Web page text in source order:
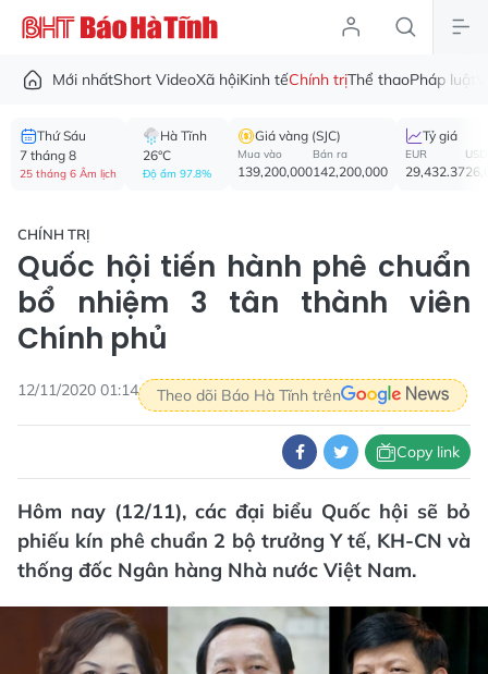
Mới nhấtShort VideoXã hộiKinh tếChính trịThể thaoPháp luật
Thứ Sáu
7 tháng 8
25 tháng 6 Âm lịch
Hà Tĩnh
26°C
Độ ẩm 97.8%
Giá vàng (SJC)
Mua vào
139,200,000
Bán ra
142,200,000
Tỷ giá
EUR
29,432.37
USD
CHÍNH TRỊ
Quốc hội tiến hành phê chuẩn
bổ nhiệm 3 tân thành viên
Chính phủ
12/11/2020 01:14 Theo dõi Báo Hà Tĩnh trên
Copy link
Hôm nay (12/11), các đại biểu Quốc hội sẽ bỏ
phiếu kín phê chuẩn 2 bộ trưởng Y tế, KH-CN và
thống đốc Ngân hàng Nhà nước Việt Nam.